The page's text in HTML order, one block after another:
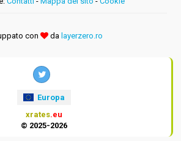
con da layerzero.ro
Europa
xrates.eu
© 2025-2026